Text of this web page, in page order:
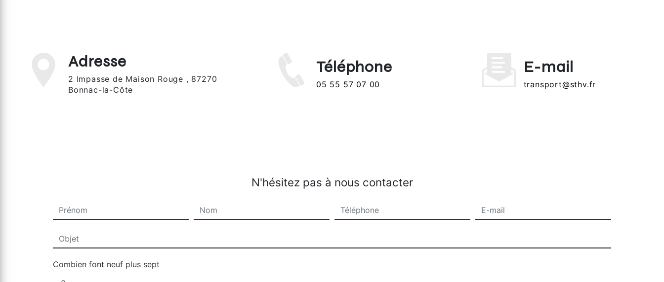
Adresse
2 Impasse de Maison Rouge , 87270
Bonnac-la-Côte
Téléphone
05 55 57 07 00
E-mail
transport@sthv.fr
N'hésitez pas à nous contacter
Combien font neuf plus sept